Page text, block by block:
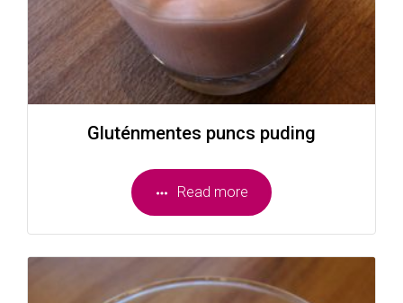
Gluténmentes puncs puding
Read more